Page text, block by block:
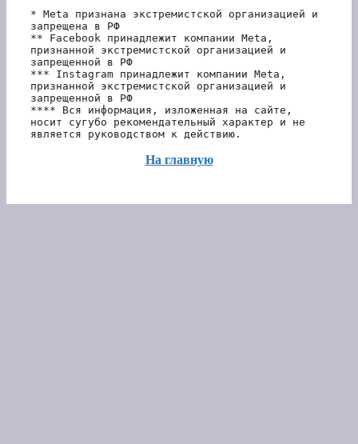
* Meta признана экстремистской организацией и
запрещена в РФ
** Facebook принадлежит компании Meta,
признанной экстремистской организацией и
запрещенной в РФ
*** Instagram принадлежит компании Meta,
признанной экстремистской организацией и
запрещенной в РФ
**** Вся информация, изложенная на сайте,
носит сугубо рекомендательный характер и не
является руководством к действию.
На главную